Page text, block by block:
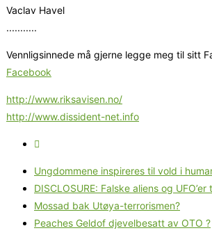
Vaclav Havel
...........
Vennligsinnede må gjerne legge meg til sitt
Facebook
http://www.riksavisen.no/
http://www.dissident-net.info
Ungdommene inspireres til vold i
DISCLOSURE: Falske aliens og
Mossad bak Utøya-terrorismen?
Peaches Geldof djevelbesatt av OTO ?